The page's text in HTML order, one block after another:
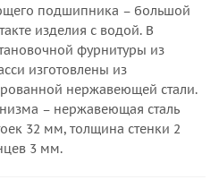
подшипника – большой
изделия с водой. В
фурнитуры из
изготовлены из
нержавеющей стали.
– нержавеющая сталь
32 мм, толщина стенки 2
3 мм.